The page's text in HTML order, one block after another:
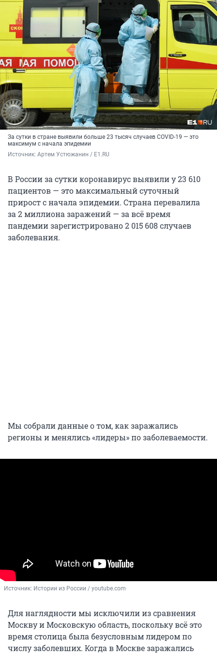
За сутки в стране выявили больше 23 тысяч случаев COVID-19 — это
максимум с начала эпидемии
Источник: Артем Устюжанин / E1.RU
В России за сутки коронавирус выявили у 23 610
пациентов — это максимальный суточный
прирост с начала эпидемии. Страна перевалила
за 2 миллиона заражений — за всё время
пандемии зарегистрировано 2 015 608 случаев
заболевания.
Мы собрали данные о том, как заражались
регионы и менялись «лидеры» по заболеваемости.
Источник: Истории из России / youtube.com
Для наглядности мы исключили из сравнения
Москву и Московскую область, поскольку всё это
время столица была безусловным лидером по
числу заболевших. Когда в Москве заражались